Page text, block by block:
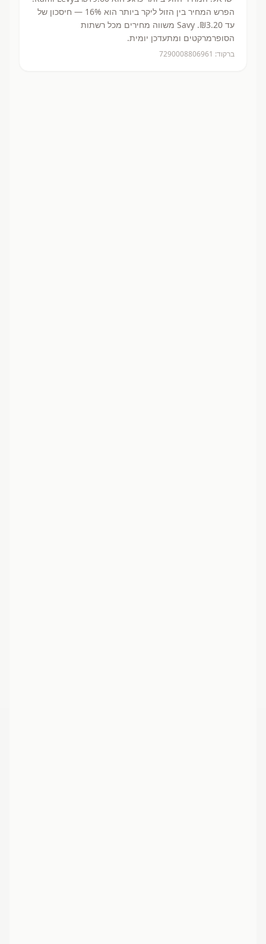
הפרש המחיר בין הזול ליקר ביותר הוא 16% — חיסכון של
עד ₪3.20.
Savy משווה מחירים מכל רשתות
הסופרמרקטים ומתעדכן יומית.
ברקוד: 7290008806961